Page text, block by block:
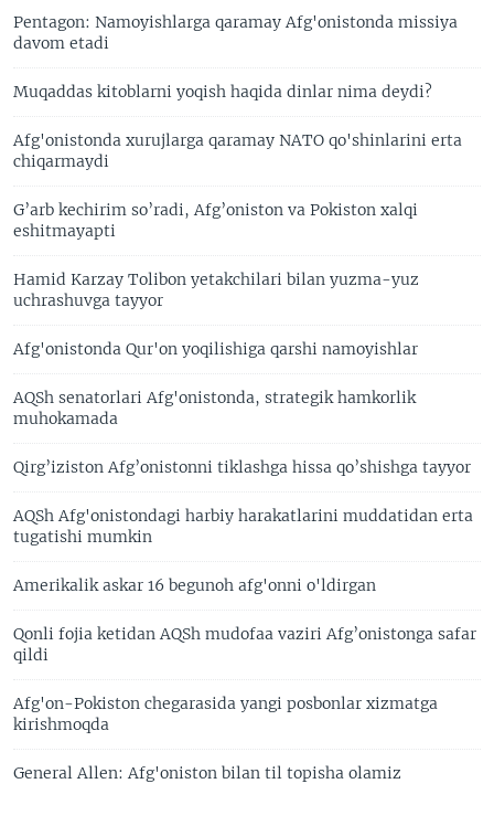
Pentagon: Namoyishlarga qaramay Afg'onistonda missiya
davom etadi
Muqaddas kitoblarni yoqish haqida dinlar nima deydi?
Afg'onistonda xurujlarga qaramay NATO qo'shinlarini erta
chiqarmaydi
G’arb kechirim so’radi, Afg’oniston va Pokiston xalqi
eshitmayapti
Hamid Karzay Tolibon yetakchilari bilan yuzma-yuz
uchrashuvga tayyor
Afg'onistonda Qur'on yoqilishiga qarshi namoyishlar
AQSh senatorlari Afg'onistonda, strategik hamkorlik
muhokamada
Qirg’iziston Afg’onistonni tiklashga hissa qo’shishga tayyor
AQSh Afg'onistondagi harbiy harakatlarini muddatidan erta
tugatishi mumkin
Amerikalik askar 16 begunoh afg'onni o'ldirgan
Qonli fojia ketidan AQSh mudofaa vaziri Afg’onistonga safar
qildi
Afg'on-Pokiston chegarasida yangi posbonlar xizmatga
kirishmoqda
General Allen: Afg'oniston bilan til topisha olamiz